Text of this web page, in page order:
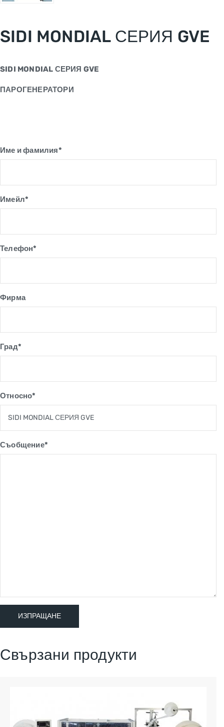
SIDI MONDIAL СЕРИЯ GVE
SIDI MONDIAL СЕРИЯ GVE
ПАРОГЕНЕРАТОРИ
Име и фамилия*
Имейл*
Телефон*
Фирма
Град*
Относно*
Съобщение*
Свързани продукти